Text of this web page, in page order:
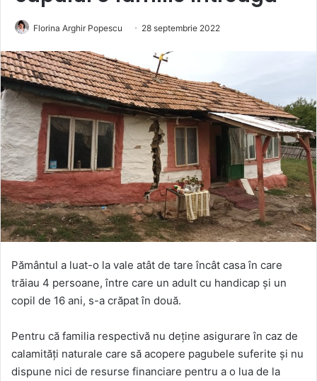
Florina Arghir Popescu 28 septembrie 2022
Pământul a luat-o la vale atât de tare încât casa în care
trăiau 4 persoane, între care un adult cu handicap și un
copil de 16 ani, s-a crăpat în două.
Pentru că familia respectivă nu deține asigurare în caz de
calamități naturale care să acopere pagubele suferite și nu
dispune nici de resurse financiare pentru a o lua de la